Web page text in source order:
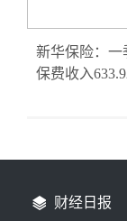
新华保险：一
保费收入
财经日报